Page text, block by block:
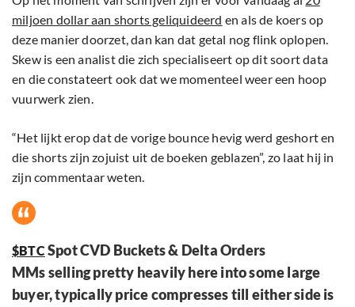
miljoen dollar aan shorts geliquideerd en als de koers op
deze manier doorzet, dan kan dat getal nog flink oplopen.
Skew is een analist die zich specialiseert op dit soort data
en die constateert ook dat we momenteel weer een hoop
vuurwerk zien.
“Het lijkt erop dat de vorige bounce hevig werd geshort en
die shorts zijn zojuist uit de boeken geblazen”, zo laat hij in
zijn commentaar weten.
$BTCSpot CVD Buckets & Delta Orders
MMs selling pretty heavily here into some large
buyer, typically price compresses till either side is